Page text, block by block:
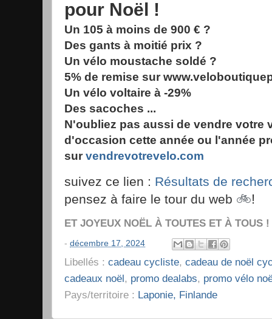
pour Noël !
Un 105 à moins de 900 € ?
Des gants à moitié prix ?
Un vélo moustache soldé ?
5% de remise sur
Un vélo voltaire à -29%
Des sacoches ...
N'oubliez pas aussi de vendre votre
d'occasion cette année ou l'année
sur vendrevotrevelo.com
suivez ce lien : Résultats de
pensez à faire le tour du web 🚲!
ET JOYEUX NOËL À TOUTES ET À TOUS !
- décembre 17, 2024
Libellés : cadeau cycliste, cadeau de noël
cadeaux noël, promo dealabs, promo vélo
Pays/territoire : Laponie, Finlande